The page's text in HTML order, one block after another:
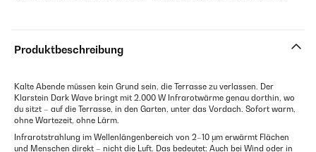
Produktbeschreibung
Kalte Abende müssen kein Grund sein, die Terrasse zu verlassen. Der
Klarstein Dark Wave bringt mit 2.000 W Infrarotwärme genau dorthin, wo
du sitzt – auf die Terrasse, in den Garten, unter das Vordach. Sofort warm,
ohne Wartezeit, ohne Lärm.
Infrarotstrahlung im Wellenlängenbereich von 2–10 μm erwärmt Flächen
und Menschen direkt – nicht die Luft. Das bedeutet: Auch bei Wind oder in